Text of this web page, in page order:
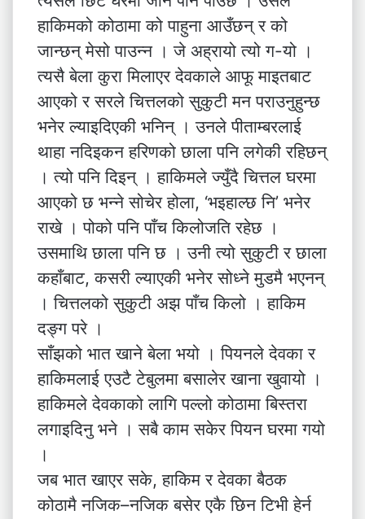
हाकिमको कोठामा को पाहुना आउँछन् र को
जान्छन् मेसो पाउन्न । जे अह्रायो त्यो ग-यो ।
त्यसै बेला कुरा मिलाएर देवकाले आफू माइतबाट
आएको र सरले चित्तलको सुकुटी मन पराउनुहुन्छ
भनेर ल्याइदिएकी भनिन् । उनले पीताम्बरलाई
थाहा नदिइकन हरिणको छाला पनि लगेकी रहिछन्
। त्यो पनि दिइन् । हाकिमले ज्युँदै चित्तल घरमा
आएको छ भन्ने सोचेर होला, ‘भइहाल्छ नि’ भनेर
राखे । पोको पनि पाँच किलोजति रहेछ ।
उसमाथि छाला पनि छ । उनी त्यो सुकुटी र छाला
कहाँबाट, कसरी ल्याएकी भनेर सोध्ने मुडमै भएनन्
। चित्तलको सुकुटी अझ पाँच किलो । हाकिम
दङ्ग परे ।
साँझको भात खाने बेला भयो । पियनले देवका र
हाकिमलाई एउटै टेबुलमा बसालेर खाना खुवायो ।
हाकिमले देवकाको लागि पल्लो कोठामा बिस्तरा
लगाइदिनु भने । सबै काम सकेर पियन घरमा गयो
।
जब भात खाएर सके, हाकिम र देवका बैठक
कोठामै नजिक–नजिक बसेर एकै छिन टिभी हेर्न